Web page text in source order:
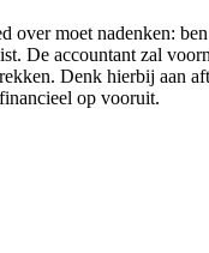
moet nadenken:
De accountant zal
Denk hierbij aan
op vooruit.